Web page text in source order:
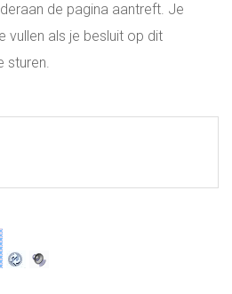
de pagina aantreft. Je
vullen als je besluit op dit
sturen.